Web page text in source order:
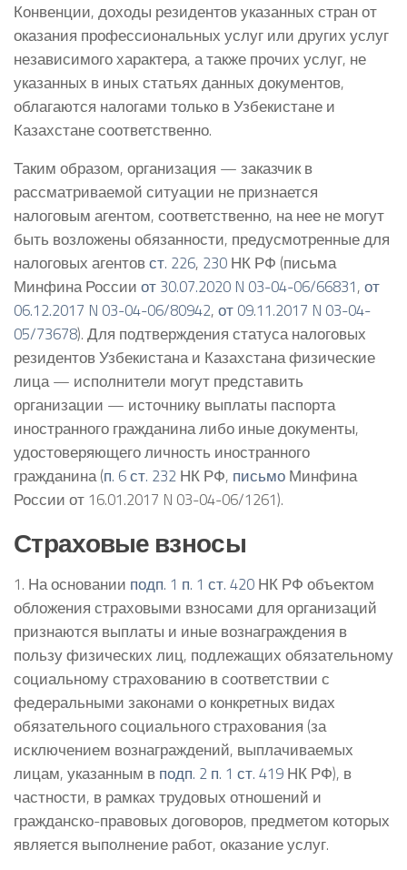
Конвенции, доходы резидентов указанных стран от
оказания профессиональных услуг или других услуг
независимого характера, а также прочих услуг, не
указанных в иных статьях данных документов,
облагаются налогами только в Узбекистане и
Казахстане соответственно.
Таким образом, организация — заказчик в
рассматриваемой ситуации не признается
налоговым агентом, соответственно, на нее не могут
быть возложены обязанности, предусмотренные для
налоговых агентовст. 226, 230 НК РФ (письма
Минфина России от 30.07.2020 N 03-04-06/66831, от
06.12.2017 N 03-04-06/80942, от 09.11.2017 N 03-04-
05/73678). Для подтверждения статуса налоговых
резидентов Узбекистана и Казахстана физические
лица — исполнители могут представить
организации — источнику выплаты паспорта
иностранного гражданина либо иные документы,
удостоверяющего личность иностранного
гражданина (п. 6 ст. 232 НК РФ, письмо Минфина
России от 16.01.2017 N 03-04-06/1261).
Страховые взносы
1. На основании подп. 1 п. 1 ст. 420 НК РФ объектом
обложения страховыми взносами для организаций
признаются выплаты и иные вознаграждения в
пользу физических лиц, подлежащих обязательному
социальному страхованию в соответствии с
федеральными законами о конкретных видах
обязательного социального страхования (за
исключением вознаграждений, выплачиваемых
лицам, указанным в подп. 2 п. 1 ст. 419 НК РФ), в
частности, в рамках трудовых отношений и
гражданско-правовых договоров, предметом которых
является выполнение работ, оказание услуг.